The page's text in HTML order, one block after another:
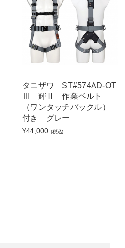
タニザワ ST#574AD-OT
Ⅲ 輝Ⅱ 作業ベルト
（ワンタッチバックル）
付き グレー
¥44,000 (税込)